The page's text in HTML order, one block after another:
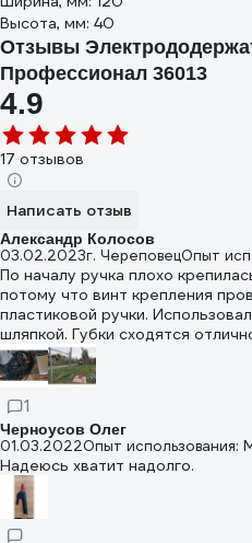
Высота, мм: 40
Отзывы
Профессионал 36013
4.9
17 отзывов
Написать отзыв
Александр Колосов
03.02.2023г. ЧереповецОпыт
По началу ручка плохо
потому что винт крепления
пластиковой ручки.
шляпкой. Губки сходятся
инвертора Fubag.
1
Черноусов Олег
01.03.2022Опыт использования:
Надеюсь хватит надолго.